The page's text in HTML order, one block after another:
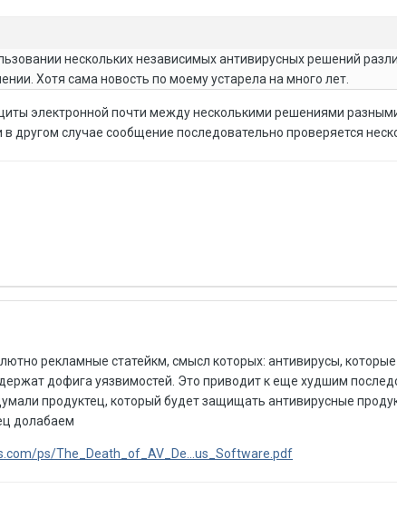
нескольких независимых антивирусных решений
Хотя сама новость по моему устарела на много лет.
электронной почти между несколькими решениями
другом случае сообщение последовательно проверяется
рекламные статейкм, смысл которых: антивирусы,
дофига уязвимостей. Это приводит к еще худшим
продуктец, который будет защищать антивирусные
долабаем
ps/The_Death_of_AV_De...us_Software.pdf